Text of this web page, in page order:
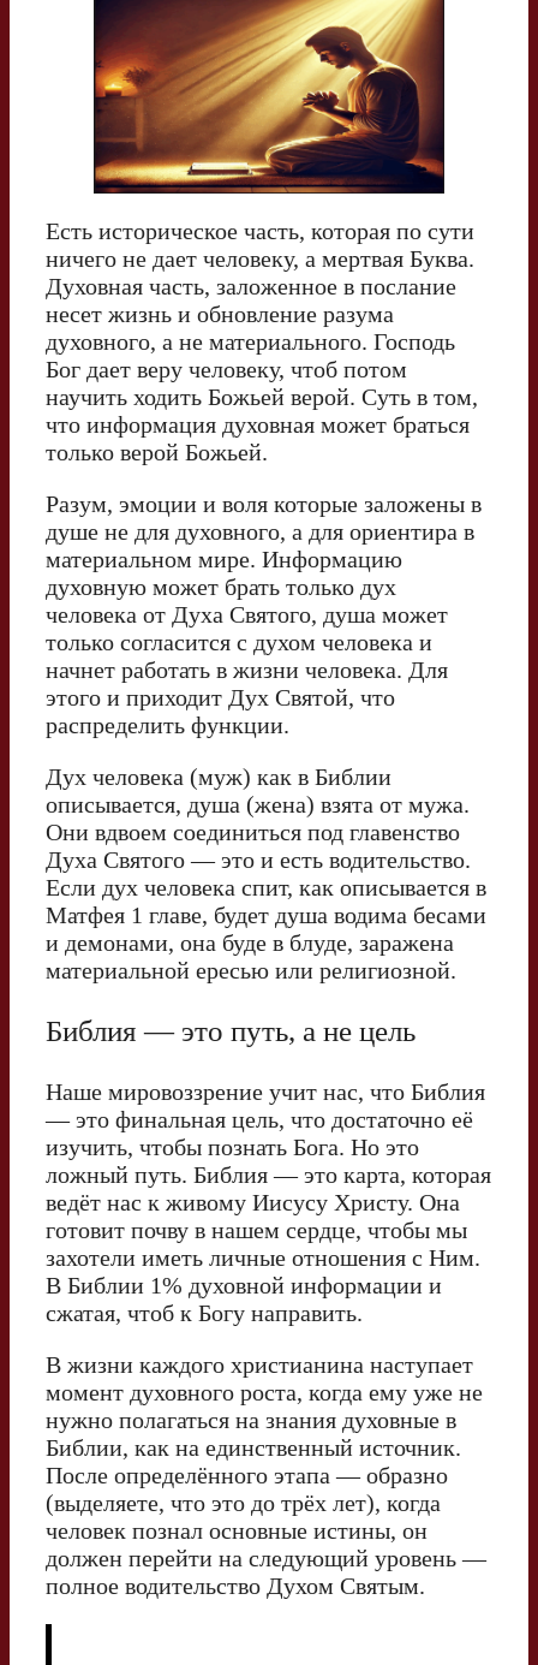
Есть историческое часть, которая по сути
ничего не дает человеку, а мертвая Буква.
Духовная часть, заложенное в послание
несет жизнь и обновление разума
духовного, а не материального. Господь
Бог дает веру человеку, чтоб потом
научить ходить Божьей верой. Суть в том,
что информация духовная может браться
только верой Божьей.
Разум, эмоции и воля которые заложены в
душе не для духовного, а для ориентира в
материальном мире. Информацию
духовную может брать только дух
человека от Духа Святого, душа может
только согласится с духом человека и
начнет работать в жизни человека. Для
этого и приходит Дух Святой, что
распределить функции.
Дух человека (муж) как в Библии
описывается, душа (жена) взята от мужа.
Они вдвоем соединиться под главенство
Духа Святого — это и есть водительство.
Если дух человека спит, как описывается в
Матфея 1 главе, будет душа водима бесами
и демонами, она буде в блуде, заражена
материальной ересью или религиозной.
Библия — это путь, а не цель
Наше мировоззрение учит нас, что Библия
— это финальная цель, что достаточно её
изучить, чтобы познать Бога. Но это
ложный путь. Библия — это карта, которая
ведёт нас к живому Иисусу Христу. Она
готовит почву в нашем сердце, чтобы мы
захотели иметь личные отношения с Ним.
В Библии 1% духовной информации и
сжатая, чтоб к Богу направить.
В жизни каждого христианина наступает
момент духовного роста, когда ему уже не
нужно полагаться на знания духовные в
Библии, как на единственный источник.
После определённого этапа — образно
(выделяете, что это до трёх лет), когда
человек познал основные истины, он
должен перейти на следующий уровень —
полное водительство Духом Святым.